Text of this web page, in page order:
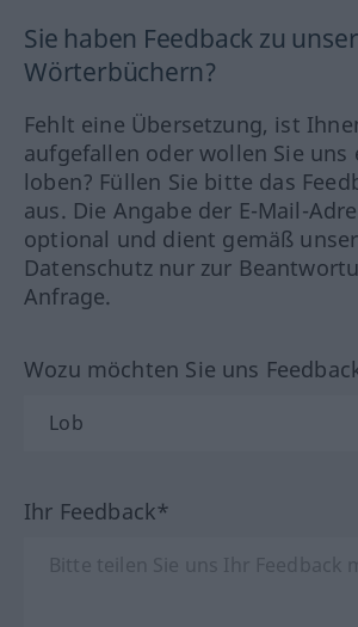
Sie haben Feedback zu
Wörterbüchern?
Fehlt eine Übersetzung, ist
aufgefallen oder wollen Sie uns
loben? Füllen Sie bitte das
aus. Die Angabe der E-Mail-
optional und dient gemäß
Datenschutz nur zur
Anfrage.
Wozu möchten Sie uns
Ihr Feedback*